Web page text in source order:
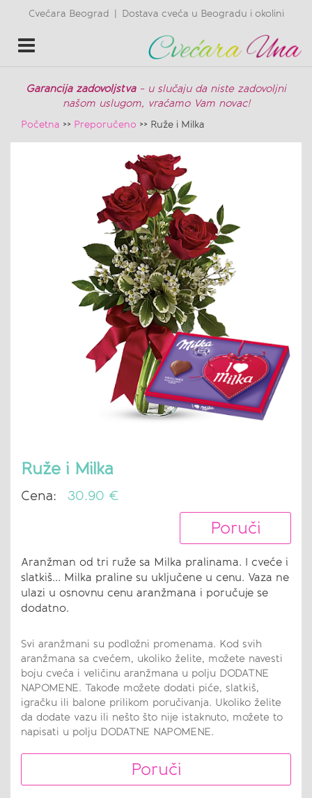
Cvećara Beograd Dostava cveća u Beogradu i okolini
Toggle
Garancija zadovoljstva- u slučaju da niste zadovoljni
našom uslugom, vraćamo Vam novac!
Početna >> Preporučeno >> Ruže i Milka
Ruže i Milka
Cena: 30.90 €
Poruči
Aranžman od tri ruže sa Milka pralinama. I cveće i
slatkiš... Milka praline su uključene u cenu. Vaza ne
ulazi u osnovnu cenu aranžmana i poručuje se
dodatno.
Svi aranžmani su podložni promenama. Kod svih
aranžmana sa cvećem, ukoliko želite, možete navesti
boju cveća i veličinu aranžmana u polju DODATNE
NAPOMENE. Takođe možete dodati piće, slatkiš,
igračku ili balone prilikom poručivanja. Ukoliko želite
da dodate vazu ili nešto što nije istaknuto, možete to
napisati u polju DODATNE NAPOMENE.
Poruči